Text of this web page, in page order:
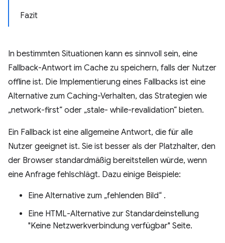
Fazit
In bestimmten Situationen kann es sinnvoll sein, eine
Fallback-Antwort im Cache zu speichern, falls der Nutzer
offline ist. Die Implementierung eines Fallbacks ist eine
Alternative zum Caching-Verhalten, das Strategien wie
„network-first“ oder „stale- while-revalidation“ bieten.
Ein Fallback ist eine allgemeine Antwort, die für alle
Nutzer geeignet ist. Sie ist besser als der Platzhalter, den
der Browser standardmäßig bereitstellen würde, wenn
eine Anfrage fehlschlägt. Dazu einige Beispiele:
Eine Alternative zum „fehlenden Bild“ .
Eine HTML-Alternative zur Standardeinstellung
"Keine Netzwerkverbindung verfügbar" Seite.